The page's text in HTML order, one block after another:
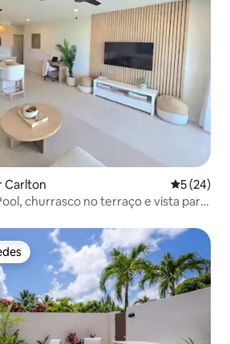
Carlton 5 de uma
5 (24)
churrasco no terraço e vista para